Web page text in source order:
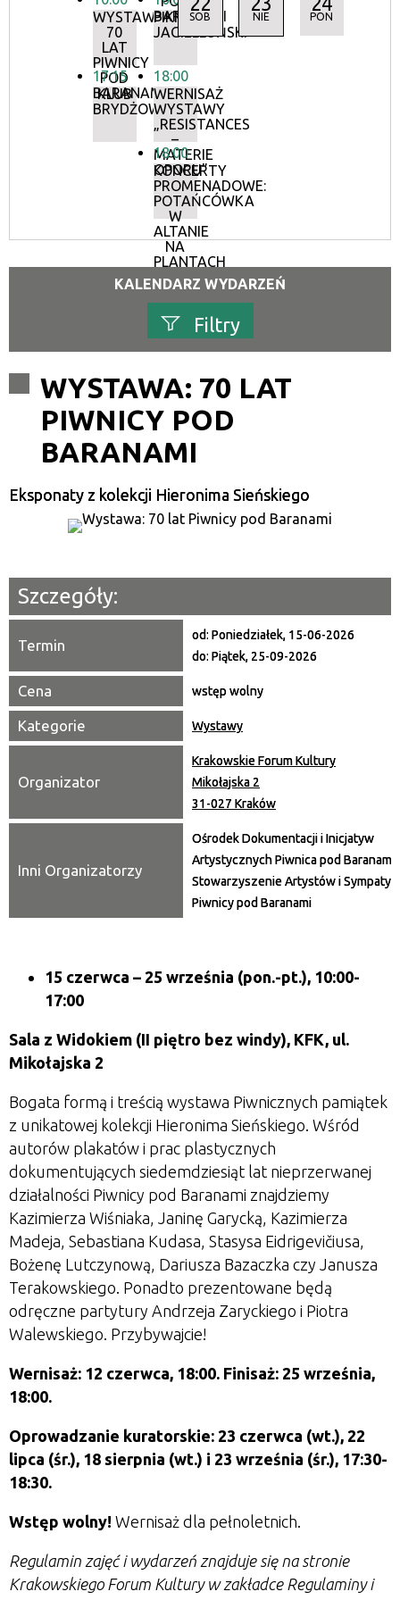
WYSTAWA:
70
LAT
PIWNICY
POD
BARANAMI
17:15
KLUB
BRYDŻOWY
BARANAMI
PIKNIK
JAGIELLOŃSKI
18:00
WERNISAŻ
WYSTAWY
„RESISTANCES
–
MATERIE
OPORU”
18:00
KONCERTY
PROMENADOWE:
POTAŃCÓWKA
W
ALTANIE
NA
PLANTACH
SOB NIE PON
KALENDARZ WYDARZEŃ
Filtry
Kategoria
Trwające w zakresie
—
Miejsce
Promowane
WYSTAWA: 70 LAT
PIWNICY POD
BARANAMI
Eksponaty z kolekcji Hieronima Sieńskiego
Szczegóły:
Termin
od: Poniedziałek, 15-06-2026
do: Piątek, 25-09-2026
Cena wstęp wolny
Kategorie Wystawy
Organizator
Krakowskie Forum Kultury
Mikołajska 2
31-027 Kraków
Inni Organizatorzy
Ośrodek Dokumentacji i Inicjatyw
Artystycznych Piwnica pod Baranami,
Stowarzyszenie Artystów i
Piwnicy pod Baranami
15 czerwca – 25 września (pon.-pt.), 10:00-
17:00
Sala z Widokiem (II piętro bez windy), KFK, ul.
Mikołajska 2
Bogata formą i treścią wystawa Piwnicznych pamiątek
z unikatowej kolekcji Hieronima Sieńskiego. Wśród
autorów plakatów i prac plastycznych
dokumentujących siedemdziesiąt lat nieprzerwanej
działalności Piwnicy pod Baranami znajdziemy
Kazimierza Wiśniaka, Janinę Garycką, Kazimierza
Madeja, Sebastiana Kudasa, Stasysa Eidrigevičiusa,
Bożenę Lutczynową, Dariusza Bazaczka czy Janusza
Terakowskiego. Ponadto prezentowane będą
odręczne partytury Andrzeja Zaryckiego i Piotra
Walewskiego. Przybywajcie!
Wernisaż: 12 czerwca, 18:00. Finisaż: 25 września,
18:00.
Oprowadzanie kuratorskie: 23 czerwca (wt.), 22
lipca (śr.), 18 sierpnia (wt.) i 23 września (śr.), 17:30-
18:30.
Wstęp wolny! Wernisaż dla pełnoletnich.
Regulamin zajęć i wydarzeń znajduje się na stronie
Krakowskiego Forum Kultury w zakładce Regulaminy i